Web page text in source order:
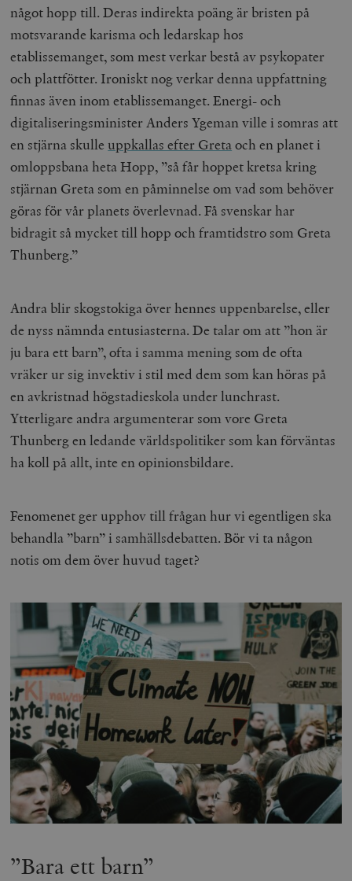
något hopp till. Deras indirekta poäng är bristen på
motsvarande karisma och ledarskap hos
etablissemanget, som mest verkar bestå av psykopater
och plattfötter. Ironiskt nog verkar denna uppfattning
finnas även inom etablissemanget. Energi- och
digitaliseringsminister Anders Ygeman ville i somras att
en stjärna skulle uppkallas efter Greta och en planet i
omloppsbana heta Hopp, ”så får hoppet kretsa kring
stjärnan Greta som en påminnelse om vad som behöver
göras för vår planets överlevnad. Få svenskar har
bidragit så mycket till hopp och framtidstro som Greta
Thunberg.”
Andra blir skogstokiga över hennes uppenbarelse, eller
de nyss nämnda entusiasterna. De talar om att ”hon är
ju bara ett barn”, ofta i samma mening som de ofta
vräker ur sig invektiv i stil med dem som kan höras på
en avkristnad högstadieskola under lunchrast.
Ytterligare andra argumenterar som vore Greta
Thunberg en ledande världspolitiker som kan förväntas
ha koll på allt, inte en opinionsbildare.
Fenomenet ger upphov till frågan hur vi egentligen ska
behandla ”barn” i samhällsdebatten. Bör vi ta någon
notis om dem över huvud taget?
”Bara ett barn”